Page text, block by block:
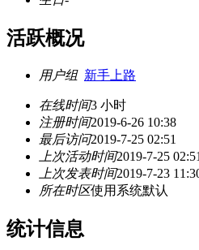
活跃概况
用户组 新手上路
在线时间3 小时
注册时间2019-6-26 10:38
最后访问2019-7-25 02:51
上次活动时间2019-7-25 02:51
上次发表时间2019-7-23
所在时区使用系统默认
统计信息